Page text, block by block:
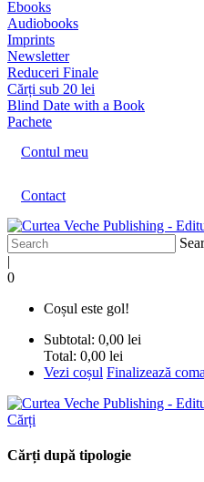
Ebooks
Audiobooks
Imprints
Newsletter
Reduceri Finale
Cărți sub 20 lei
Blind Date with a Book
Pachete
Contul meu
Contact
|
0
Coșul este gol!
Subtotal: 0,00 lei
Total: 0,00 lei
Vezi coșul Finalizează
Cărți
Cărți după tipologie